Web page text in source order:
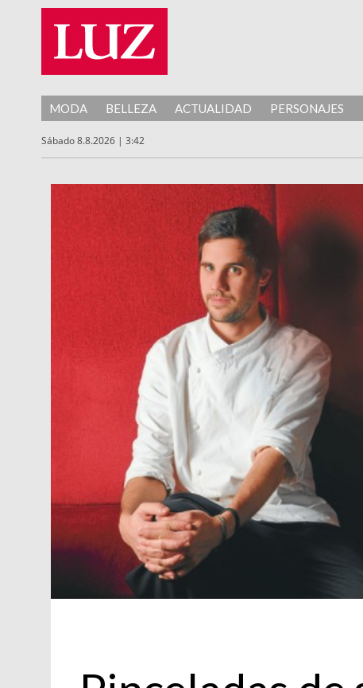
MODA BELLEZA ACTUALIDAD PERSONAJES
Sábado 8.8.2026 | 3:42